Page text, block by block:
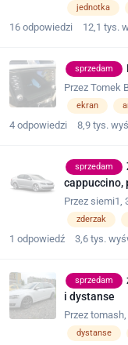
jednotka
16 odpowiedzi 12,1 tys.
sprzedam
Przez Tomek
ekran
4 odpowiedzi 8,9 tys.
sprzedam
cappuccino,
Przez siemi1
zderzak
1 odpowiedź 3,6 tys.
sprzedam
i dystanse
Przez tomash
dystanse